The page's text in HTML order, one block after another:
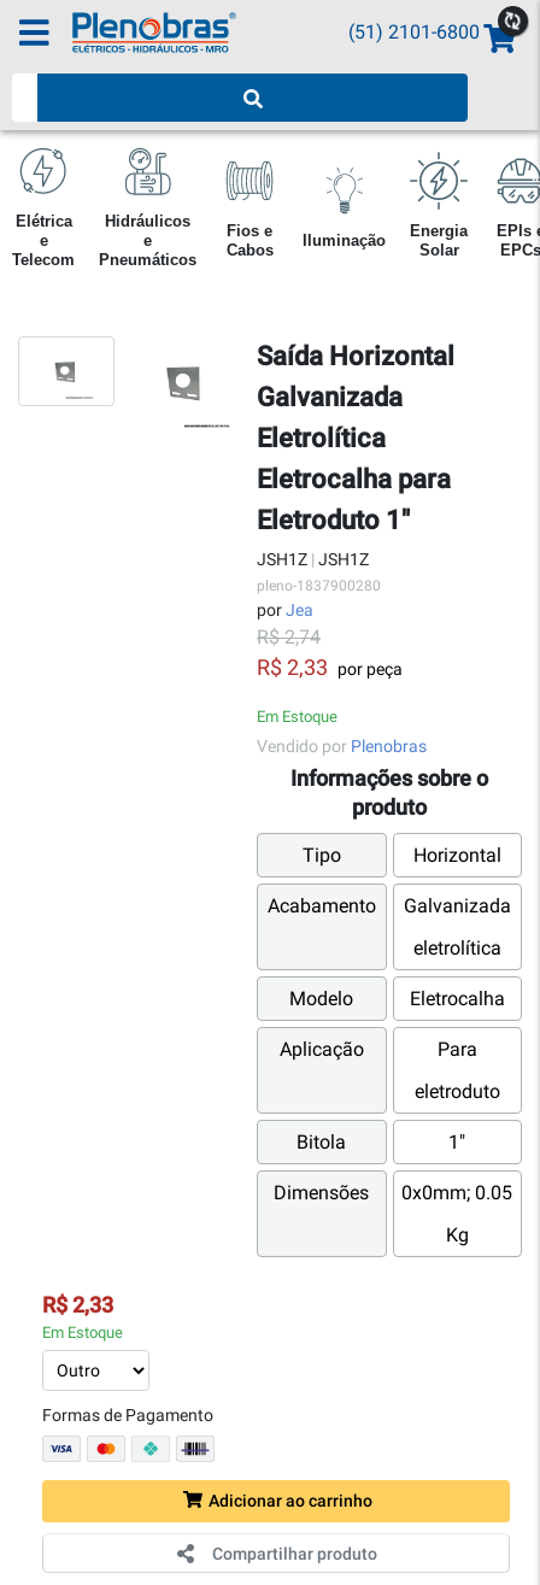
(51) 2101-6800
Elétrica
e
Telecom
Hidráulicos
e
Pneumáticos
Fios e
Cabos
Iluminação
Energia
Solar
EPIs
EPCs
Saída Horizontal
Galvanizada
Eletrolítica
Eletrocalha para
Eletroduto 1"
JSH1Z | JSH1Z
pleno-1837900280
porJea
R$ 2,74
R$ 2,33 por peça
Em Estoque
Vendido por Plenobras
Informações sobre o
produto
Tipo Horizontal
Acabamento
Galvanizada
eletrolítica
Modelo Eletrocalha
Aplicação
Para
eletroduto
Bitola 1"
Dimensões
0x0mm; 0.05
Kg
R$ 2,33
Em Estoque
Formas de Pagamento
Adicionar ao carrinho
Compartilhar produto